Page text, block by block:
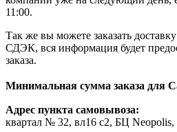
11:00.
Так же вы можете заказать
СДЭК, вся информация будет
заказа.
Минимальная сумма заказа для
Адрес пункта самовывоза:
квартал № 32, вл16 с2, БЦ Neopolis,